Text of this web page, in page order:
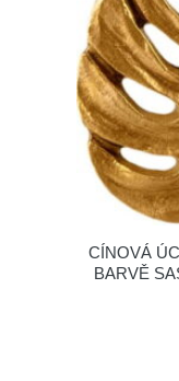
CÍNOVÁ
BARVĚ